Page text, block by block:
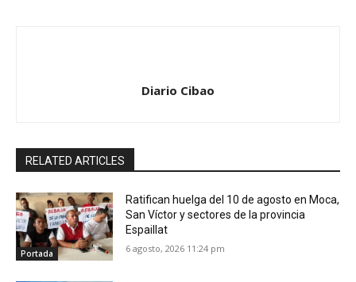
Diario Cibao
RELATED ARTICLES
Portada
Ratifican huelga del 10 de agosto en Moca,
San Víctor y sectores de la provincia
Espaillat
6 agosto, 2026 11:24 pm